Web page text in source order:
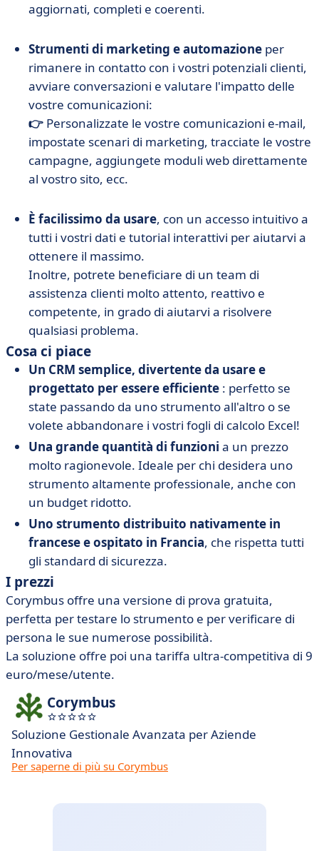
aggiornati, completi e coerenti.
Strumenti di marketing e automazione per
rimanere in contatto con i vostri potenziali clienti,
avviare conversazioni e valutare l'impatto delle
vostre comunicazioni:
👉 Personalizzate le vostre comunicazioni e-mail,
impostate scenari di marketing, tracciate le vostre
campagne, aggiungete moduli web direttamente
al vostro sito, ecc.
È facilissimo da usare, con un accesso intuitivo a
tutti i vostri dati e tutorial interattivi per aiutarvi a
ottenere il massimo.
Inoltre, potrete beneficiare di un team di
assistenza clienti molto attento, reattivo e
competente, in grado di aiutarvi a risolvere
qualsiasi problema.
Cosa ci piace
Un CRM semplice, divertente da usare e
progettato per essere efficiente : perfetto se
state passando da uno strumento all'altro o se
volete abbandonare i vostri fogli di calcolo Excel!
Una grande quantità di funzioni a un prezzo
molto ragionevole. Ideale per chi desidera uno
strumento altamente professionale, anche con
un budget ridotto.
Uno strumento distribuito nativamente in
francese e ospitato in Francia, che rispetta tutti
gli standard di sicurezza.
I prezzi
Corymbus offre una versione di prova gratuita,
perfetta per testare lo strumento e per verificare di
persona le sue numerose possibilità.
La soluzione offre poi una tariffa ultra-competitiva di 9
euro/mese/utente.
Corymbus
Soluzione Gestionale Avanzata per Aziende
Innovativa
Per saperne di più su Corymbus